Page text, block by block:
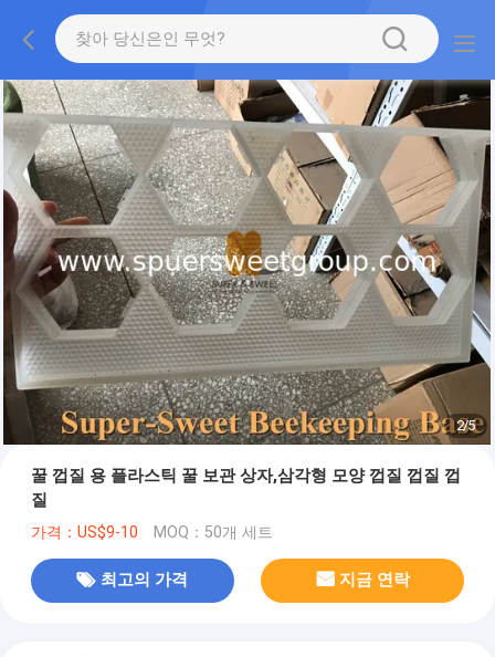
2/5
꿀 껍질 용 플라스틱 꿀 보관 상자,삼각형 모양 껍질 껍질 껍
질
가격：US$9-10 MOQ：50개 세트
최고의 가격 지금 연락